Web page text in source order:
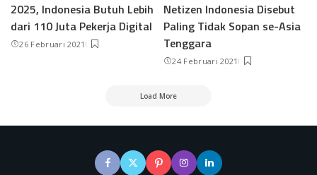
2025, Indonesia Butuh Lebih
dari 110 Juta Pekerja Digital
26 Februari 2021
Netizen Indonesia Disebut
Paling Tidak Sopan se-Asia
Tenggara
24 Februari 2021
Load More